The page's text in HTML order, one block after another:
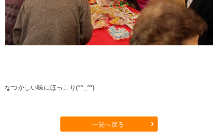
なつかしい味にほっこり(*^_^*)
一覧へ戻る